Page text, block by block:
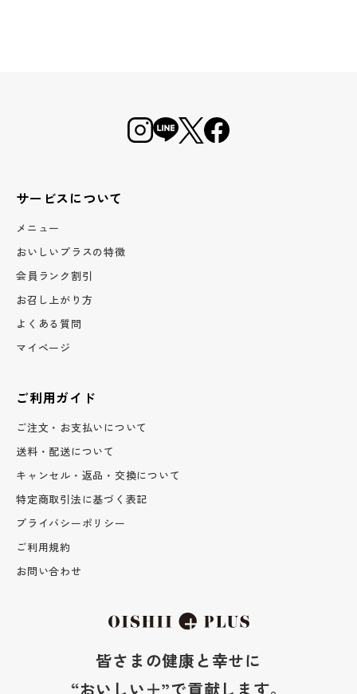
皆さまの健康と幸せに
“おいしい＋”で貢献します。
サービスについて
メニュー
おいしいプラスの特徴
会員ランク割引
お召し上がり方
よくある質問
マイページ
ご利用ガイド
ご注文・お支払いについて
送料・配送について
キャンセル・返品・交換について
特定商取引法に基づく表記
プライバシーポリシー
ご利用規約
お問い合わせ